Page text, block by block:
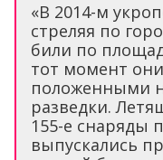
«В 2014-м
стреляя по
били по
тот момент
положенными
разведки.
155-е снаряды
выпускались